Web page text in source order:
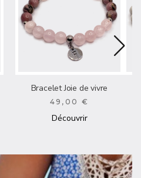
Bracelet Joie de vivre
49,00 €
Découvrir